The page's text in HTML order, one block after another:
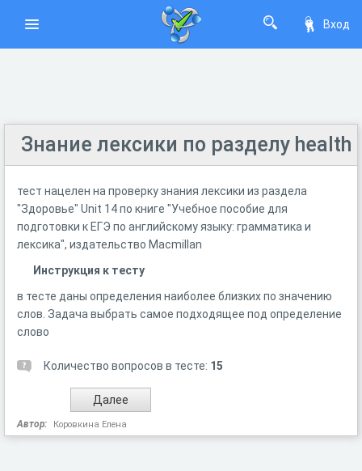
Вход
Знание лексики по разделу health
тест нацелен на проверку знания лексики из раздела
"Здоровье" Unit 14 по книге "Учебное пособие для
подготовки к ЕГЭ по английскому языку: грамматика и
лексика", издательство Macmillan
Инструкция к тесту
в тесте даны определения наиболее близких по значению
слов. Задача выбрать самое подходящее под определение
слово
Количество вопросов в тесте: 15
Автор: Коровкина Елена